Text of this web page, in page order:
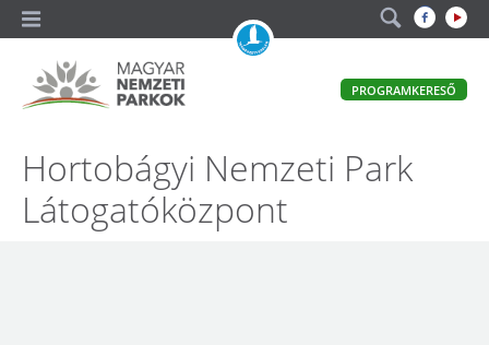
hivatalos
Magyar
Nemzeti
PROGRAMKERESŐ
Hortobágyi Nemzeti Park
Látogatóközpont